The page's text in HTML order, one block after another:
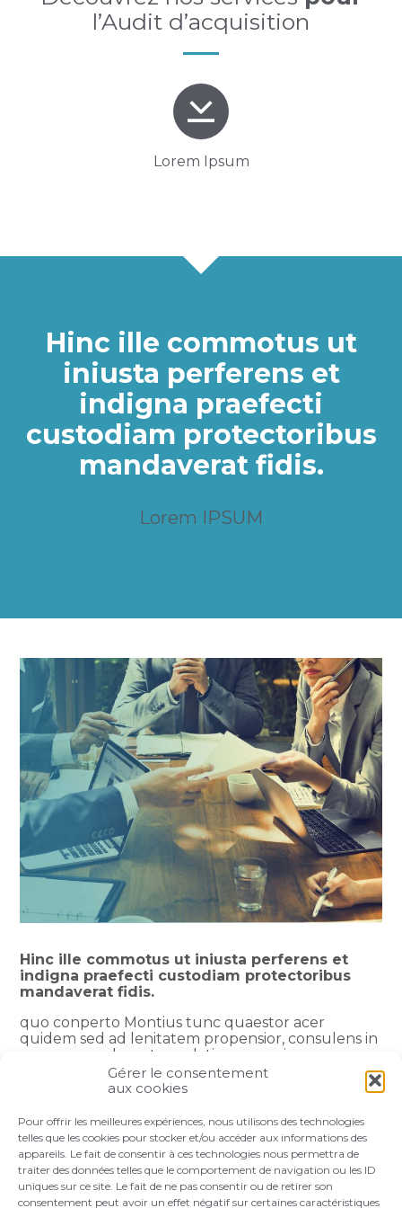
Gérer le consentement
aux cookies
Pour offrir les meilleures expériences, nous utilisons des technologies
telles que les cookies pour stocker et/ou accéder aux informations des
appareils. Le fait de consentir à ces technologies nous permettra de
traiter des données telles que le comportement de navigation ou les ID
uniques sur ce site. Le fait de ne pas consentir ou de retirer son
consentement peut avoir un effet négatif sur certaines caractéristiques
l’Audit d’acquisition
Lorem Ipsum
Hinc ille commotus ut
iniusta perferens et
indigna praefecti
custodiam protectoribus
mandaverat fidis.
Lorem IPSUM
Hinc ille commotus ut iniusta perferens et
indigna praefecti custodiam protectoribus
mandaverat fidis.
quo conperto Montius tunc quaestor acer
quidem sed ad lenitatem propensior, consulens in
commune advocatos palatinarum primos
scholarum adlocutus est mollius docens nec
decere haec fieri nec prodesse addensque vocis
Constantii deiectas super adimenda vita praefecto
conveniet securius cogitari.